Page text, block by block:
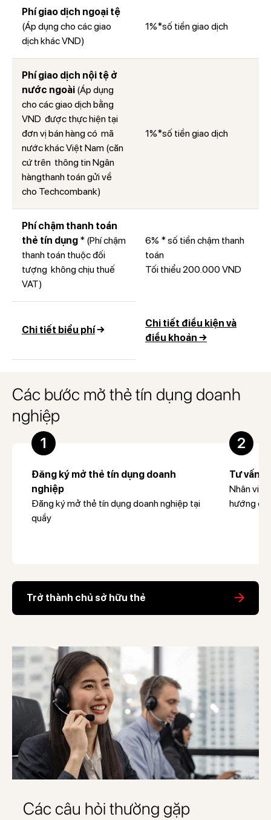
Phí giao dịch ngoại tệ
(Áp dụng cho các giao
dịch khác VND)
1%*số tiền giao dịch
Phí giao dịch nội tệ ở
nước ngoài(Áp dụng
cho các giao dịch bằng
VND được thực hiện tại
đơn vị bán hàng có mã
nước khác Việt Nam (căn
cứ trên thông tin Ngân
hàngthanh toán gửi về
cho Techcombank)
1%*số tiền giao dịch
Phí chậm thanh toán
thẻ tín dụng * (Phí chậm
thanh toán thuộc đối
tượng không chịu thuế
VAT)
6% * số tiền chậm thanh
toán
Tối thiểu 200.000 VND
Chi tiết biểu phí→
Chi tiết điều kiện và
điều khoản →
Các bước mở thẻ tín dụng doanh
nghiệp
1
Đăng ký mở thẻ tín dụng doanh
nghiệp
Đăng ký mở thẻ tín dụng doanh nghiệp tại
quầy
2
Tư vấn
Nhân
hướng
Trở thành chủ sở hữu thẻ
Các câu hỏi thường gặp